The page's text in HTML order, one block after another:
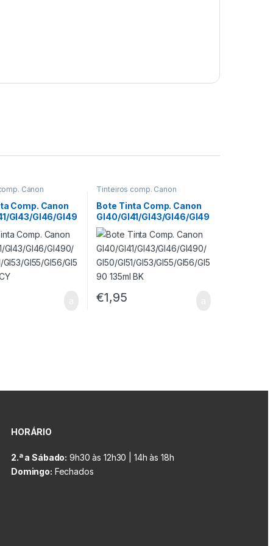
Canon
Comp. Canon
GI43/GI46/GI49
GI53/GI55/GI5
CY
Tinteiros comp. Canon
Bote Tinta Comp. Canon
GI40/GI41/GI43/GI46/GI49
0/GI50/GI51/GI53/GI55/GI5
6/GI590 135ml BK
€1,95
HORÁRIO
2.ª a Sábado: 9h30 às 12h30 | 14h às 18h
Domingo: Fechados